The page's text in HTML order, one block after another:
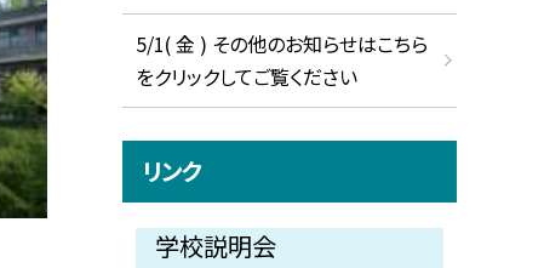
5/1( 金 ) その他のお知らせはこちら
をクリックしてご覧ください
リンク
学校説明会